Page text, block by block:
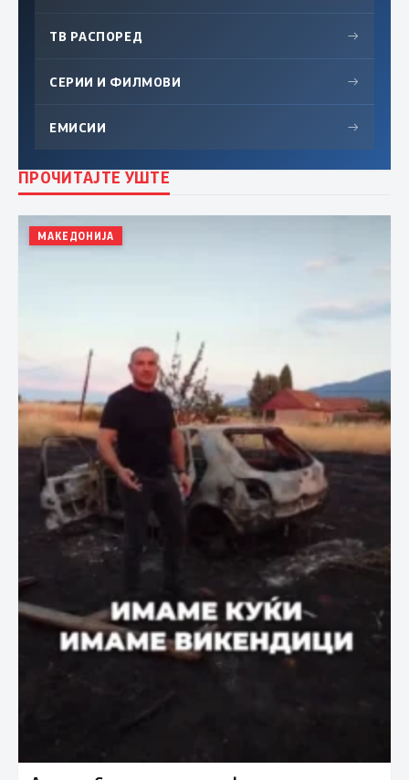
ТВ РАСПОРЕД →
СЕРИИ И ФИЛМОВИ →
ЕМИСИИ →
ПРОЧИТАЈТЕ УШТЕ
МАКЕДОНИЈА